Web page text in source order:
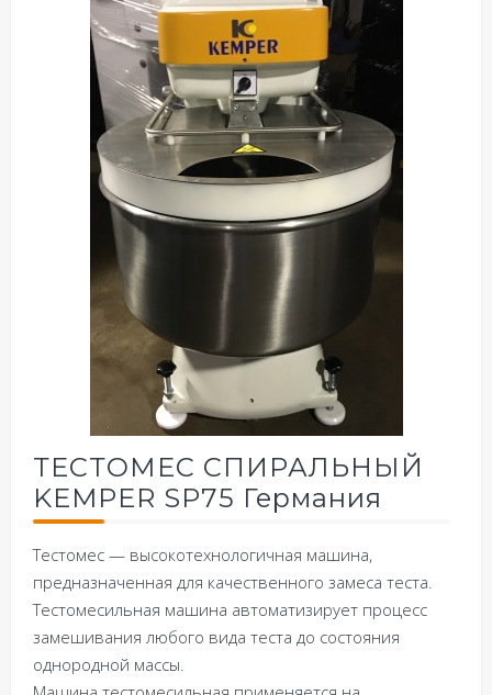
ТЕСТОМЕС СПИРАЛЬНЫЙ
KEMPER SP75 Германия
Тестомес — высокотехнологичная машина,
предназначенная для качественного замеса теста.
Тестомесильная машина автоматизирует процесс
замешивания любого вида теста до состояния
однородной массы.